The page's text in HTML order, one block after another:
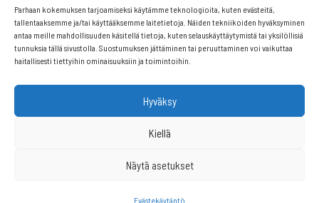
Parhaan kokemuksen tarjoamiseksi käytämme teknologioita, kuten evästeitä,
tallentaaksemme ja/tai käyttääksemme laitetietoja. Näiden tekniikoiden hyväksyminen
antaa meille mahdollisuuden käsitellä tietoja, kuten selauskäyttäytymistä tai yksilöllisiä
tunnuksia tällä sivustolla. Suostumuksen jättäminen tai peruuttaminen voi vaikuttaa
haitallisesti tiettyihin ominaisuuksiin ja toimintoihin.
Hyväksy
Kiellä
Näytä asetukset
Evästekäytäntö
Ota yhteyttä
Seuraa meitä:
© 2026 Suomen frisbeegolfliitto.
Website by506 ikkunaa